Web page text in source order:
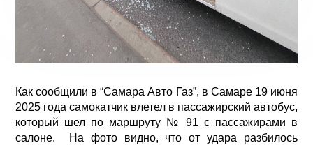
Как сообщили в “Самара Авто Газ”, в Самаре 19 июня
2025 года самокатчик влетел в пассажирский автобус,
который шел по маршруту № 91 с пассажирами в
салоне. На фото видно, что от удара разбилось